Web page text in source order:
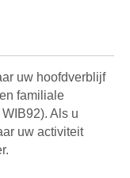
uw hoofdverblijf
familiale
Als u
uw activiteit